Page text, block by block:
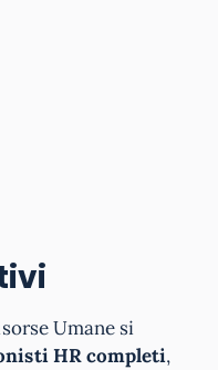
Umane si
HR completi,